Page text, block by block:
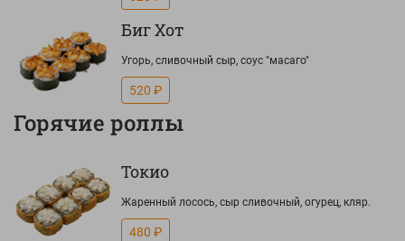
Биг Хот
Угорь, сливочный сыр, соус "масаго"
520 ₽
Горячие роллы
Токио
Жаренный лосось, сыр сливочный, огурец, кляр.
480 ₽